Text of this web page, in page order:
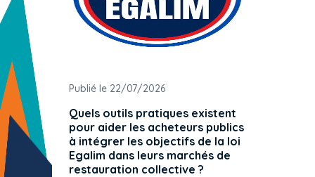
Publié le 22/07/2026
Quels outils pratiques existent
pour aider les acheteurs publics
à intégrer les objectifs de la loi
Egalim dans leurs marchés de
restauration collective ?